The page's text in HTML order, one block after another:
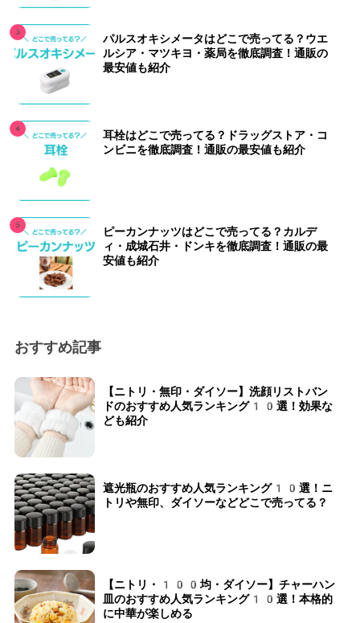
パルスオキシメータはどこで売ってる？ウエ
ルシア・マツキヨ・薬局を徹底調査！通販の
最安値も紹介
耳栓はどこで売ってる？ドラッグストア・コ
ンビニを徹底調査！通販の最安値も紹介
ピーカンナッツはどこで売ってる？カルデ
ィ・成城石井・ドンキを徹底調査！通販の最
安値も紹介
おすすめ記事
【ニトリ・無印・ダイソー】洗顔リストバン
ドのおすすめ人気ランキング10選！効果な
ども紹介
遮光瓶のおすすめ人気ランキング10選！ニ
トリや無印、ダイソーなどどこで売ってる？
【ニトリ・100均・ダイソー】チャーハン
皿のおすすめ人気ランキング10選！本格的
に中華が楽しめる